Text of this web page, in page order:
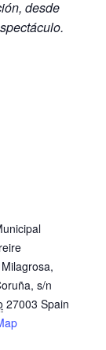
desde
s/n
27003 Spain